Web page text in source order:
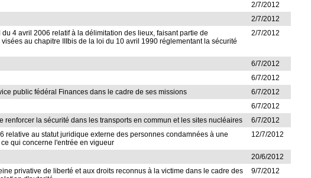
2/7/2012
2/7/2012
4 avril 2006 relatif à la délimitation des lieux, faisant partie de
au chapitre IIIbis de la loi du 10 avril 1990 réglementant la sécurité
2/7/2012
6/7/2012
6/7/2012
public fédéral Finances dans le cadre de ses missions
6/7/2012
6/7/2012
la sécurité dans les transports en commun et les sites nucléaires
6/7/2012
au statut juridique externe des personnes condamnées à une
qui concerne l'entrée en vigueur
12/7/2012
20/6/2012
privative de liberté et aux droits reconnus à la victime dans le cadre des
9/7/2012